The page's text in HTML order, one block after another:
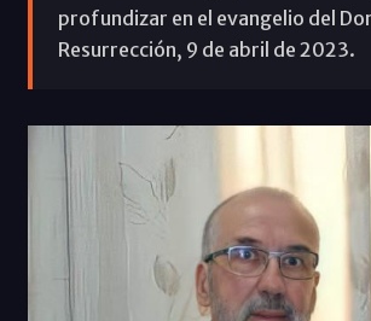
profundizar en el evangelio del
Resurrección, 9 de abril de 2023.